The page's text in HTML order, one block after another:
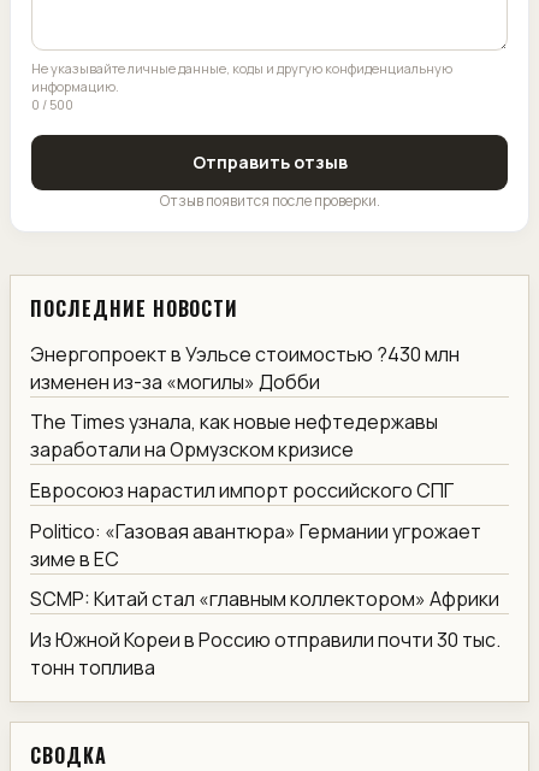
Не указывайте личные данные, коды и другую конфиденциальную
информацию.
0 / 500
Отправить отзыв
Отзыв появится после проверки.
ПОСЛЕДНИЕ НОВОСТИ
Энергопроект в Уэльсе стоимостью ?430 млн
изменен из-за «могилы» Добби
The Times узнала, как новые нефтедержавы
заработали на Ормузском кризисе
Евросоюз нарастил импорт российского СПГ
Politico: «Газовая авантюра» Германии угрожает
зиме в ЕС
SCMP: Китай стал «главным коллектором» Африки
Из Южной Кореи в Россию отправили почти 30 тыс.
тонн топлива
СВОДКА